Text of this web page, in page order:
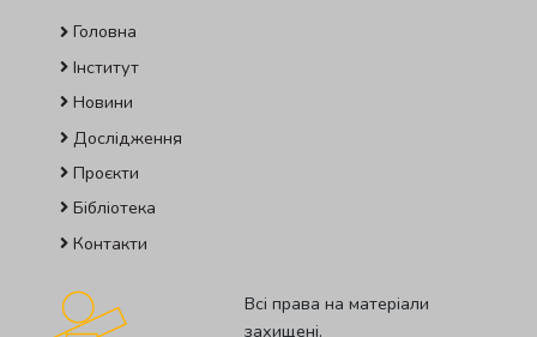
Головна
Інститут
Новини
Дослідження
Проєкти
Бібліотека
Контакти
Всі права на матеріали
захищені.